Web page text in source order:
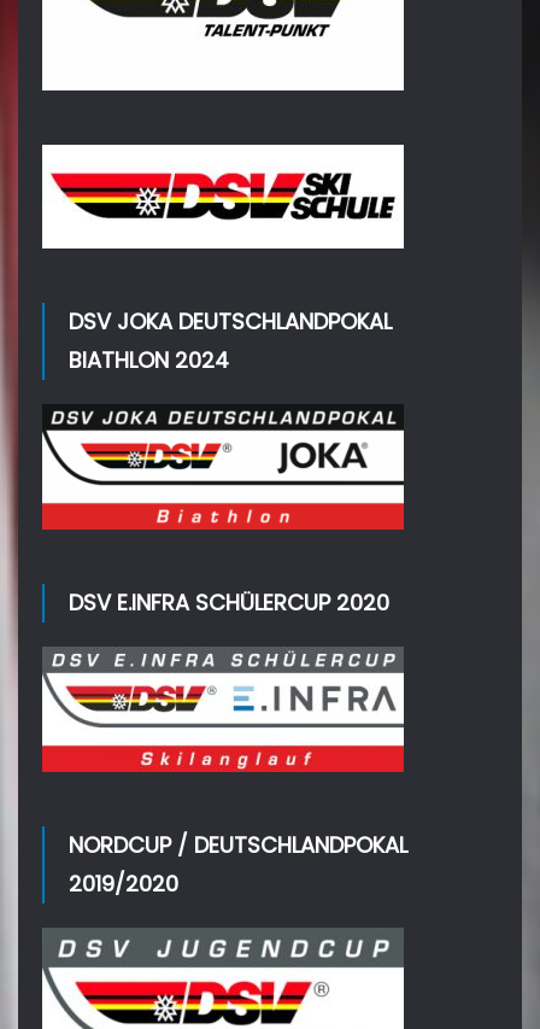
DSV JOKA DEUTSCHLANDPOKAL
BIATHLON 2024
DSV E.INFRA SCHÜLERCUP 2020
NORDCUP / DEUTSCHLANDPOKAL
2019/2020